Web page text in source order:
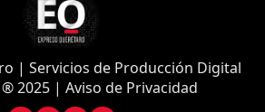
| Servicios de Producción Digital
2025 | Aviso de Privacidad